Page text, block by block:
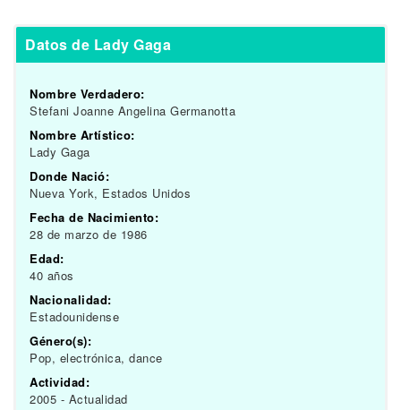
Datos de Lady Gaga
Nombre Verdadero:
Stefani Joanne Angelina Germanotta
Nombre Artístico:
Lady Gaga
Donde Nació:
Nueva York, Estados Unidos
Fecha de Nacimiento:
28 de marzo de 1986
Edad:
40 años
Nacionalidad:
Estadounidense
Género(s):
Pop, electrónica, dance
Actividad:
2005 - Actualidad